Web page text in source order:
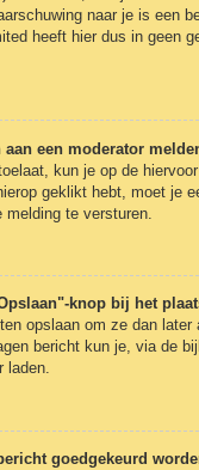
naar je is een
heeft hier dus in geen
een moderator
kun je op de
geklikt hebt, moet je
te versturen.
knop bij het
opslaan om ze dan later
bericht kun je, via de
laden.
goedgekeurd